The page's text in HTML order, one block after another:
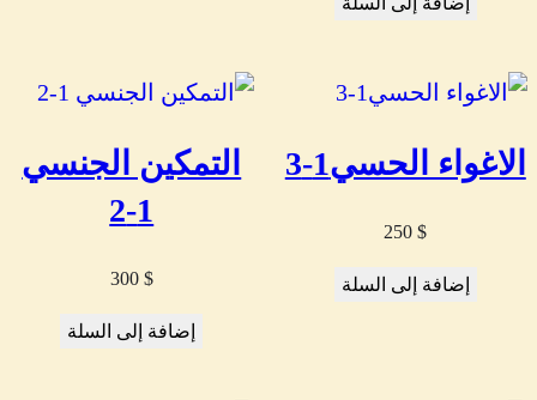
الاغواء الحسي1-3
250$
إضافة إلى السلة
التمكين الجنسي
1-2
300 $
إضافة إلى السلة